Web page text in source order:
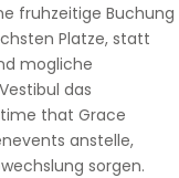
fruhzeitige Buchung
Platze, statt
mogliche
das
time that Grace
anstelle,
sorgen.